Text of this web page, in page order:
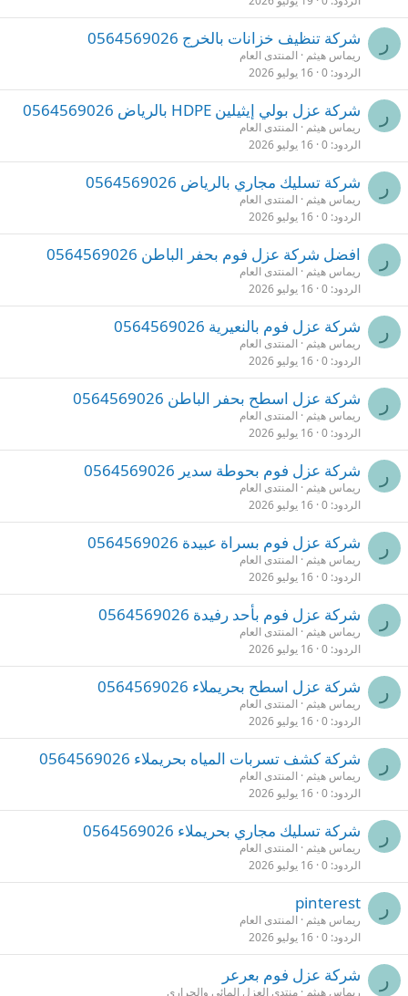
ر شركة تنظيف خزانات بالخرج 0564569026
ريماس هيثم المنتدى العام
الردود 0 16 يوليو 2026
ر شركة عزل بولي إيثيلين HDPE بالرياض 0564569026
ريماس هيثم المنتدى العام
الردود 0 16 يوليو 2026
ر شركة تسليك مجاري بالرياض 0564569026
ريماس هيثم المنتدى العام
الردود 0 16 يوليو 2026
ر افضل شركة عزل فوم بحفر الباطن 0564569026
ريماس هيثم المنتدى العام
الردود 0 16 يوليو 2026
ر شركة عزل فوم بالنعيرية 0564569026
ريماس هيثم المنتدى العام
الردود 0 16 يوليو 2026
ر شركة عزل اسطح بحفر الباطن 0564569026
ريماس هيثم المنتدى العام
الردود 0 16 يوليو 2026
ر شركة عزل فوم بحوطة سدير 0564569026
ريماس هيثم المنتدى العام
الردود 0 16 يوليو 2026
ر شركة عزل فوم بسراة عبيدة 0564569026
ريماس هيثم المنتدى العام
الردود 0 16 يوليو 2026
ر شركة عزل فوم بأحد رفيدة 0564569026
ريماس هيثم المنتدى العام
الردود 0 16 يوليو 2026
ر شركة عزل اسطح بحريملاء 0564569026
ريماس هيثم المنتدى العام
الردود 0 16 يوليو 2026
ر شركة كشف تسربات المياه بحريملاء 0564569026
ريماس هيثم المنتدى العام
الردود 0 16 يوليو 2026
ر شركة تسليك مجاري بحريملاء 0564569026
ريماس هيثم المنتدى العام
الردود 0 16 يوليو 2026
ر pinterest
ريماس هيثم المنتدى العام
الردود 0 16 يوليو 2026
ر شركة عزل فوم بعرعر
ريماس هيثم منتدى العزل المائي والحراري